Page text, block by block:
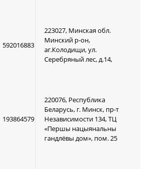
592016883
223027, Минская обл.
Минский р-он,
аг.Колодищи, ул.
Серебряный лес, д.14,
193864579
220076, Республика
Беларусь, г. Минск, пр-т
Независимости 134, ТЦ
«Першы нацыянальны
гандлёвы дом», пом. 25